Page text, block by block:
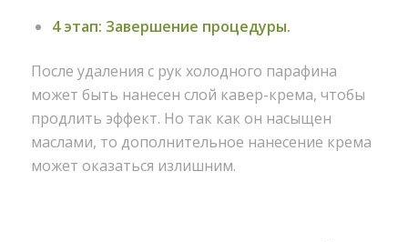
4 этап: Завершение процедуры.
После удаления с рук холодного парафина
может быть нанесен слой кавер-крема, чтобы
продлить эффект. Но так как он насыщен
маслами, то дополнительное нанесение крема
может оказаться излишним.